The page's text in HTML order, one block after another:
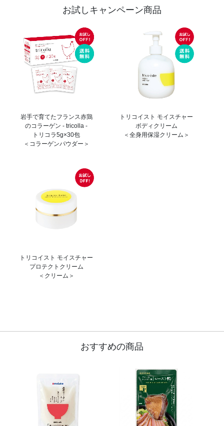
お試しキャンペーン商品
岩手で育てたフランス赤鶏
のコラーゲン - tricolla -
トリコラ5g×30包
＜コラーゲンパウダー＞
トリコイスト モイスチャー
プロテクトクリーム
＜クリーム＞
トリコイスト モイスチャー
ボディクリーム
＜全身用保湿クリーム＞
おすすめの商品